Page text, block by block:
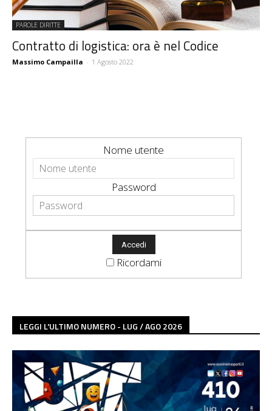
PAROLE DIRITTE
Contratto di logistica: ora è nel Codice
Massimo Campailla - 1 Agosto 2022
Nome utente
Password
Ricordami
LEGGI L'ULTIMO NUMERO - LUG / AGO 2026